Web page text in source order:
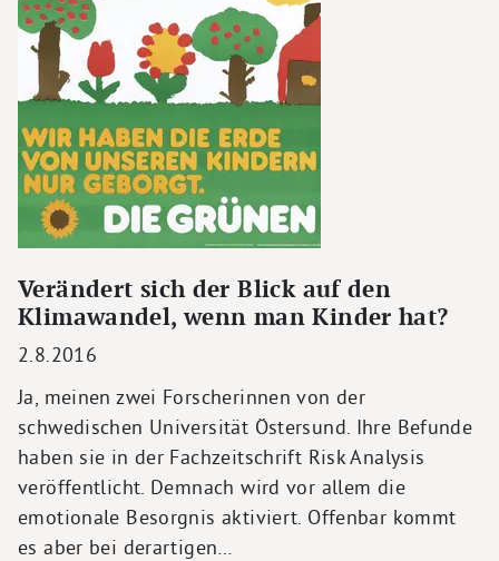
Verändert sich der Blick auf den
Klimawandel, wenn man Kinder hat?
2.8.2016
Ja, meinen zwei Forscherinnen von der
schwedischen Universität Östersund. Ihre Befunde
haben sie in der Fachzeitschrift Risk Analysis
veröffentlicht. Demnach wird vor allem die
emotionale Besorgnis aktiviert. Offenbar kommt
es aber bei derartigen…